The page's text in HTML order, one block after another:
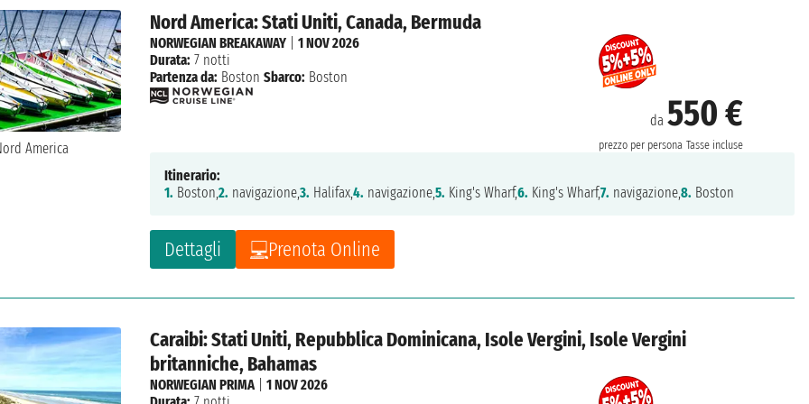
Nord America: Stati Uniti, Canada, Bermuda
da550 €
prezzo per persona Tasse incluse
Dettagli Prenota Online
NORWEGIAN BREAKAWAY |1 NOV 2026
Durata: 7 notti
Partenza da: Boston Sbarco: Boston
Itinerario:
1. Boston,2. navigazione,3. Halifax,4. navigazione,5. King's Wharf,6. King's Wharf,7. navigazione,8. Boston
Caraibi: Stati Uniti, Repubblica Dominicana, Isole Vergini, Isole Vergini
britanniche, Bahamas
NORWEGIAN PRIMA|1 NOV 2026